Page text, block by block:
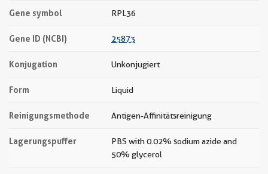
Gene symbol RPL36
Gene ID (NCBI) 25873
Konjugation Unkonjugiert
Form Liquid
Reinigungsmethode Antigen-Affinitätsreinigung
Lagerungspuffer
PBS with 0.02% sodium azide and
50% glycerol